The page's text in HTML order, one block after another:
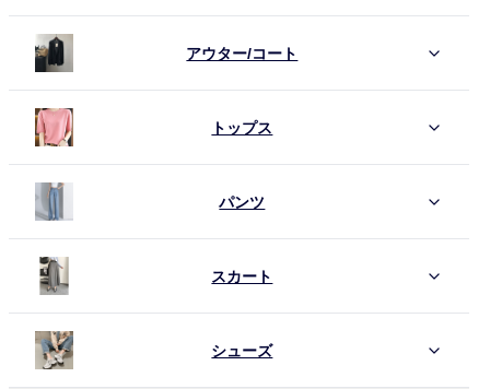
アウター/コート
トップス
パンツ
スカート
シューズ